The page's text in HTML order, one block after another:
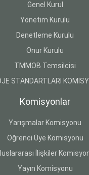
Genel Kurul
Yönetim Kurulu
Denetleme Kurulu
Onur Kurulu
TMMOB Temsilcisi
STANDARTLARI
Komisyonlar
Yarışmalar Komisyonu
Öğrenci Üye Komisyonu
İlişkiler
Yayın Komisyonu